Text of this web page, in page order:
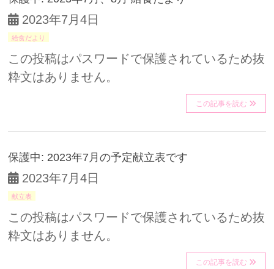
2023年7月4日
給食だより
この投稿はパスワードで保護されているため抜
粋文はありません。
この記事を読む
保護中: 2023年7月の予定献立表です
2023年7月4日
献立表
この投稿はパスワードで保護されているため抜
粋文はありません。
この記事を読む